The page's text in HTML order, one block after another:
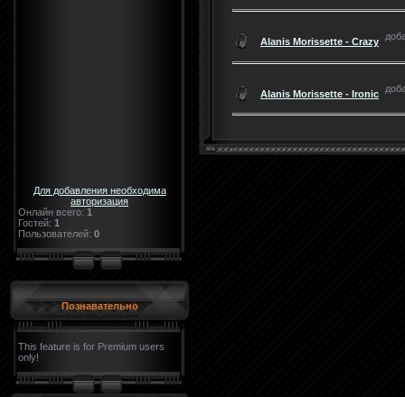
Для добавления необходима
авторизация
Онлайн всего: 1
Гостей: 1
Пользователей: 0
Познавательно
This feature is for Premium users
only!
Alanis Morissette - Crazy
Alanis Morissette - Ironic